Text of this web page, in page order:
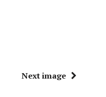
Next image